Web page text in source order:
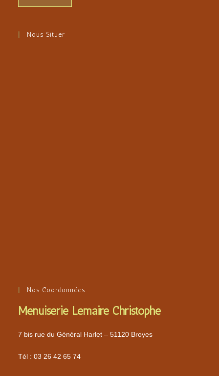
Nous Situer
Nos Coordonnées
Menuiserie Lemaire Christophe
7 bis rue du Général Harlet – 51120 Broyes
Tél :03 26 42 65 74